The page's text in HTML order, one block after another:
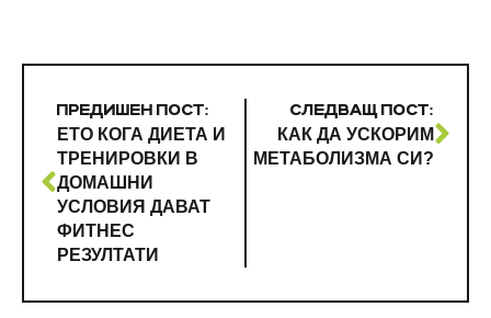
ПРЕДИШЕН ПОСТ:
ЕТО КОГА ДИЕТА И
ТРЕНИРОВКИ В
ДОМАШНИ
УСЛОВИЯ ДАВАТ
ФИТНЕС
РЕЗУЛТАТИ
СЛЕДВАЩ ПОСТ:
КАК ДА УСКОРИМ
МЕТАБОЛИЗМА СИ?